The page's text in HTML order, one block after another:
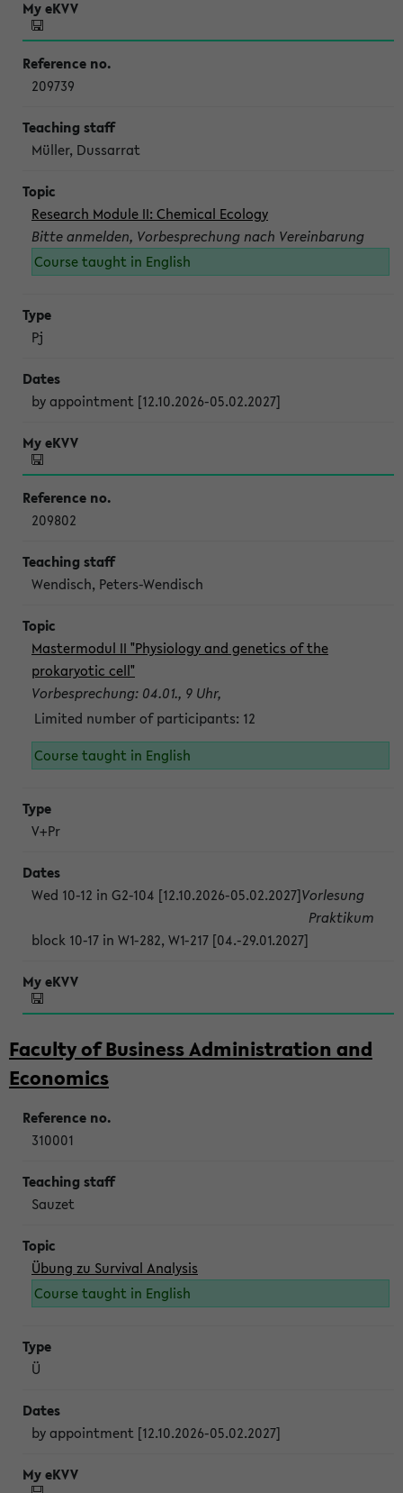
209739
Müller, Dussarrat
Research Module II: Chemical Ecology
Bitte anmelden, Vorbesprechung nach Vereinbarung
Course taught in English
Pj
by appointment [12.10.2026-05.02.2027]
209802
Wendisch, Peters-Wendisch
Mastermodul II "Physiology and genetics of the
prokaryotic cell"
Vorbesprechung: 04.01., 9 Uhr,
Limited number of participants: 12
Course taught in English
V+Pr
Wed 10-12 in G2-104 [12.10.2026-05.02.2027]Vorlesung
block 10-17 in W1-282, W1-217 [04.-29.01.2027]
Praktikum
Faculty of Business Administration and
Economics
310001
Sauzet
Übung zu Survival Analysis
Course taught in English
Ü
by appointment [12.10.2026-05.02.2027]